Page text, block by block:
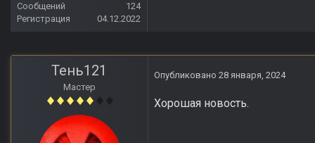
Сообщений
124
Регистрация
04.12.2022
Тень121
Мастер
Опубликовано 28 января, 2024
Хорошая новость.